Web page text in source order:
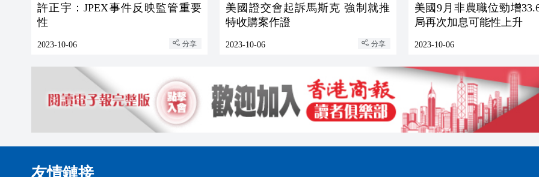
許正宇：JPEX事件反映監管重要
性
2023-10-06 分享
美國證交會起訴馬斯克 強制就推
特收購案作證
2023-10-06 分享
美國9月非農職位勁增33.6萬
局再次加息可能性上升
2023-10-06
友情鏈接